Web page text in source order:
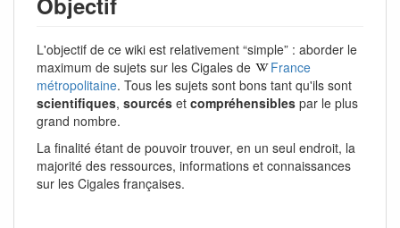
L'objectif de ce wiki est relativement “simple” : aborder le
maximum de sujets sur les Cigales de
France
métropolitaine. Tous les sujets sont bons tant qu'ils sont
scientifiques, sourcés et compréhensibles par le plus
grand nombre.
La finalité étant de pouvoir trouver, en un seul endroit, la
majorité des ressources, informations et connaissances
sur les Cigales françaises.